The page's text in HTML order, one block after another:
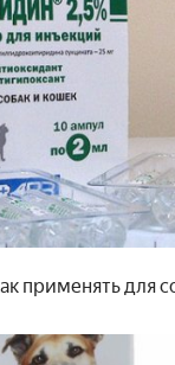
применять для